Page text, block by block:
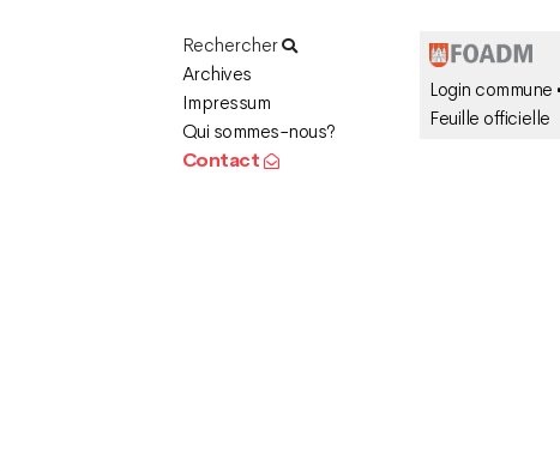
Rechercher
Archives
Impressum
Qui sommes-nous?
Contact
Login commune
Feuille officielle